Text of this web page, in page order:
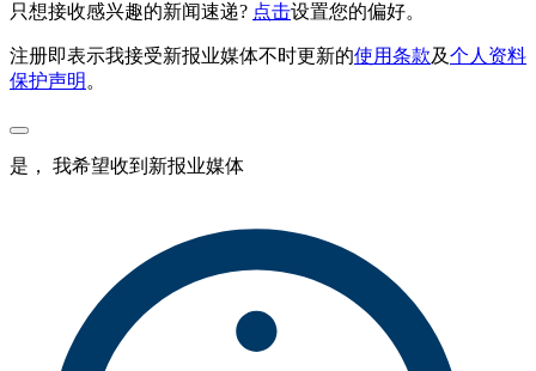
只想接收感兴趣的新闻速递? 点击设置您的偏好。
注册即表示我接受新报业媒体不时更新的使用条款及个人资料
保护声明 。
是， 我希望收到新报业媒体